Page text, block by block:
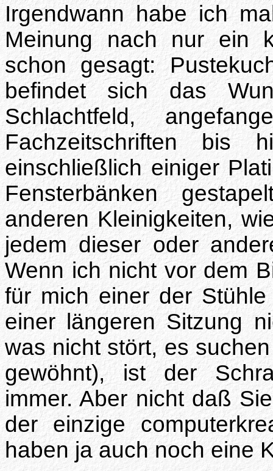
Irgendwann habe ich
Meinung nach nur ein
schon gesagt:
befindet sich das
Schlachtfeld,
Fachzeitschriften bis
einschließlich einiger
Fensterbänken
anderen Kleinigkeiten,
jedem dieser oder
Wenn ich nicht vor dem
für mich einer der
einer längeren Sitzung
was nicht stört, es
gewöhnt), ist der
immer. Aber nicht daß
der einzige
haben ja auch noch eine